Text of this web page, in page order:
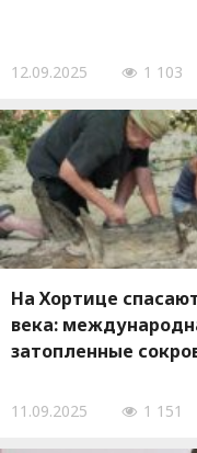
12.09.2025 1 103
На Хортице
века:
затопленные
11.09.2025 1 151